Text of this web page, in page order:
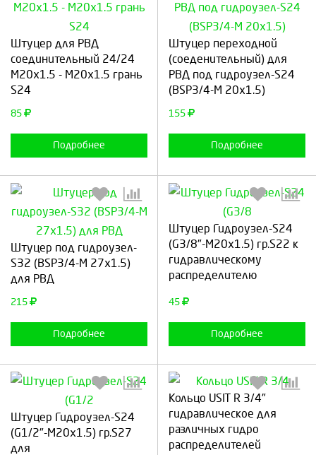
Штуцер для РВД
соединительный 24/24
М20х1.5 - М20х1.5 грань
S24
85
Подробнее
Выберите количество:
Продолжить
Штуцер переходной
(соеденительный) для
РВД под гидроузел-S24
(BSP3/4-М 20х1.5)
155
Подробнее
Выберите количество:
Продолжить Отмена
Штуцер под гидроузел-
S32 (BSP3/4-М 27х1.5)
для РВД
215
Подробнее
Выберите количество:
Продолжить
Штуцер Гидроузел-S24
(G3/8"-М20х1.5) гр.S22 к
гидравлическому
распределителю
45
Подробнее
Выберите количество:
Продолжить
Штуцер Гидроузел-S24
(G1/2"-М20х1.5) гр.S27
для
Выберите количество:
Кольцо USIT R 3/4"
гидравлическое для
различных гидро
распределителей
Выберите количество: